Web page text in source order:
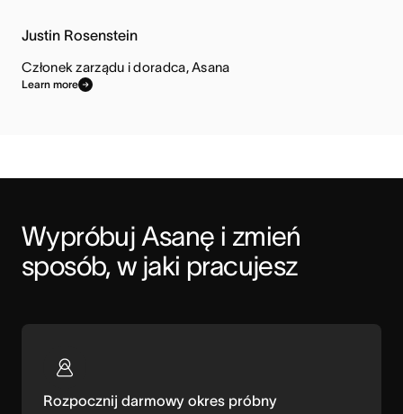
Justin Rosenstein
Członek zarządu i doradca, Asana
Learn more
Wypróbuj Asanę i zmień
sposób, w jaki pracujesz
Rozpocznij darmowy okres próbny